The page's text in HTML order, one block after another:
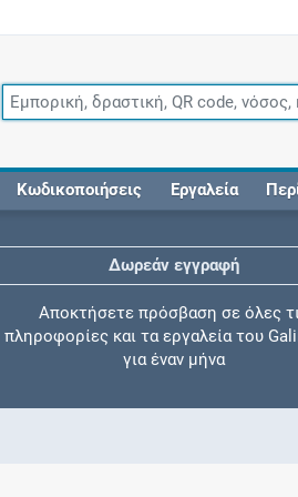
Κωδικοποιήσεις Εργαλεία
Δωρεάν εγγραφή
Αποκτήσετε πρόσβαση σε όλες
πληροφορίες και τα εργαλεία του
για έναν μήνα